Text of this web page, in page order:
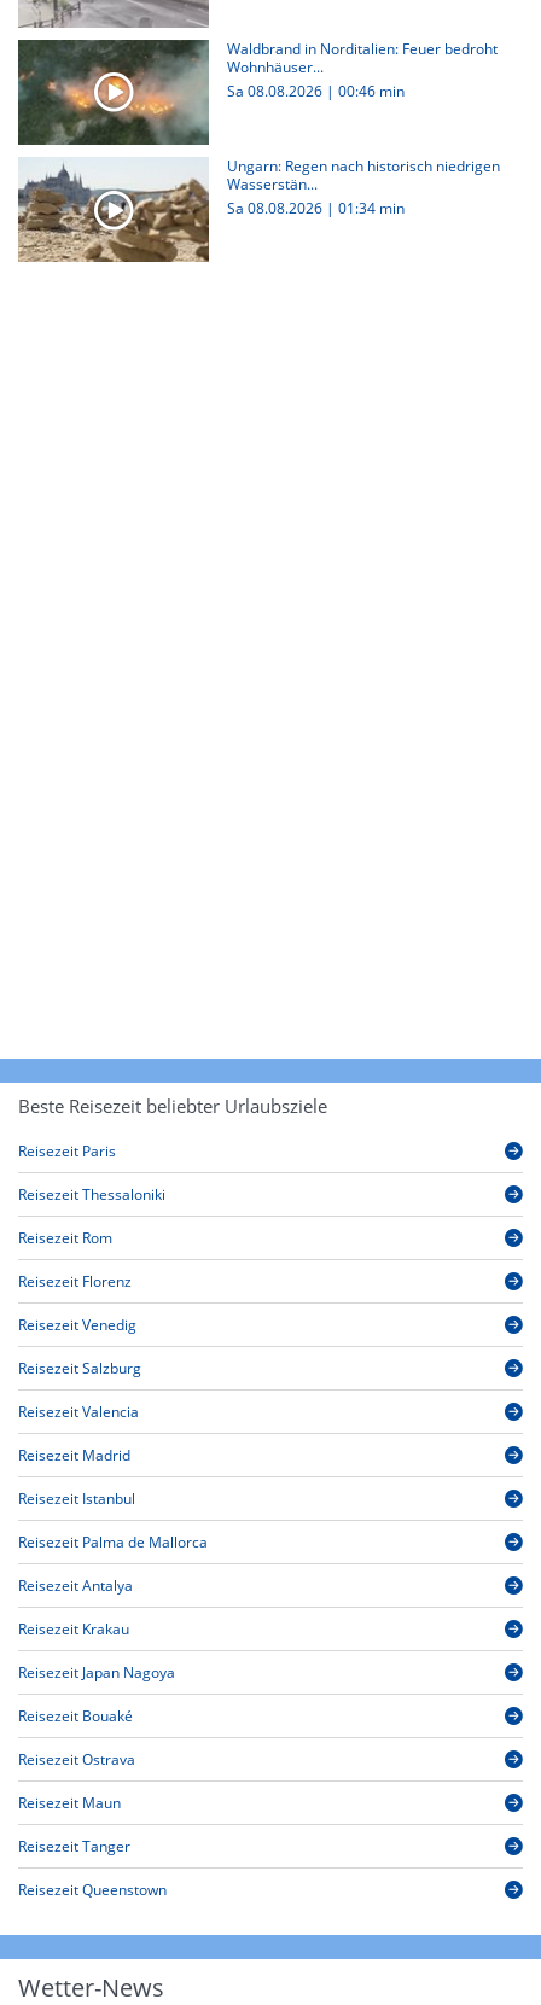
Waldbrand in Norditalien: Feuer bedroht
Wohnhäuser...
Sa 08.08.2026 | 00:46 min
Ungarn: Regen nach historisch niedrigen
Wasserstän...
Sa 08.08.2026 | 01:34 min
Beste Reisezeit beliebter Urlaubsziele
Reisezeit Paris
Reisezeit Thessaloniki
Reisezeit Rom
Reisezeit Florenz
Reisezeit Venedig
Reisezeit Salzburg
Reisezeit Valencia
Reisezeit Madrid
Reisezeit Istanbul
Reisezeit Palma de Mallorca
Reisezeit Antalya
Reisezeit Krakau
Reisezeit Japan Nagoya
Reisezeit Bouaké
Reisezeit Ostrava
Reisezeit Maun
Reisezeit Tanger
Reisezeit Queenstown
Wetter-News